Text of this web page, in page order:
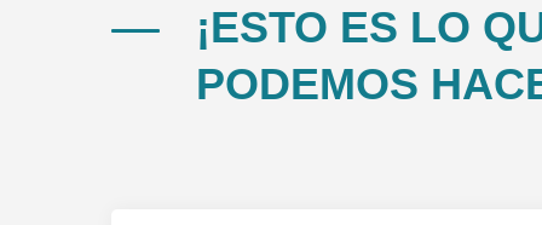
¡ESTO ES LO
PODEMOS